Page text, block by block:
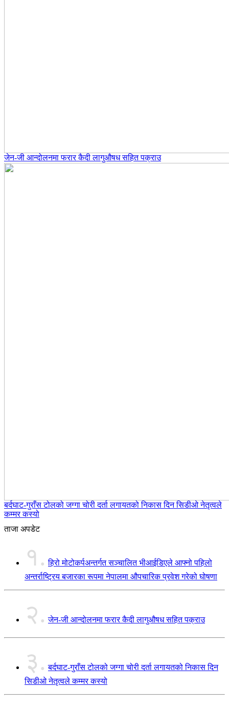
जेन-जी आन्दोलनमा फरार कैदी लागुऔषध सहित पक्राउ
बर्दघाट-गुराँस टोलको जग्गा चोरी दर्ता लगायतको निकास दिन सिडीओ नेतृत्वले
कम्मर कस्यो
ताजा अपडेट
१. हिरो मोटोकर्पअन्तर्गत सञ्चालित भीआईडिएले आफ्नो पहिलो
अन्तर्राष्ट्रिय बजारका रूपमा नेपालमा औपचारिक प्रवेश गरेको घोषणा
२. जेन-जी आन्दोलनमा फरार कैदी लागुऔषध सहित पक्राउ
३. बर्दघाट-गुराँस टोलको जग्गा चोरी दर्ता लगायतको निकास दिन
सिडीओ नेतृत्वले कम्मर कस्यो